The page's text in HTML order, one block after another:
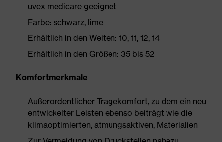
uvex medicare geeignet
Farbe: schwarz, lime
Erhältlich in den Weiten: 10, 11, 12, 14
Erhältlich in den Größen: 35 bis 52
Komfortmerkmale
Außerordentlicher Tragekomfort, zu dem ein neu
entwickelter Leisten ebenso beiträgt wie die
klimaoptimierten, atmungsaktiven, Materialien